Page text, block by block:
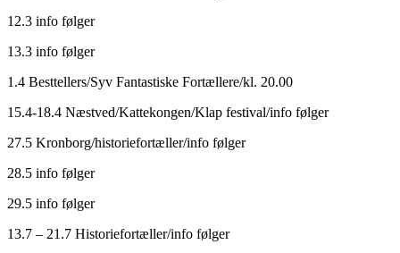
12.3 info følger
13.3 info følger
1.4 Besttellers/Syv Fantastiske Fortællere/kl. 20.00
15.4-18.4 Næstved/Kattekongen/Klap festival/info følger
27.5 Kronborg/historiefortæller/info følger
28.5 info følger
29.5 info følger
13.7 – 21.7 Historiefortæller/info følger